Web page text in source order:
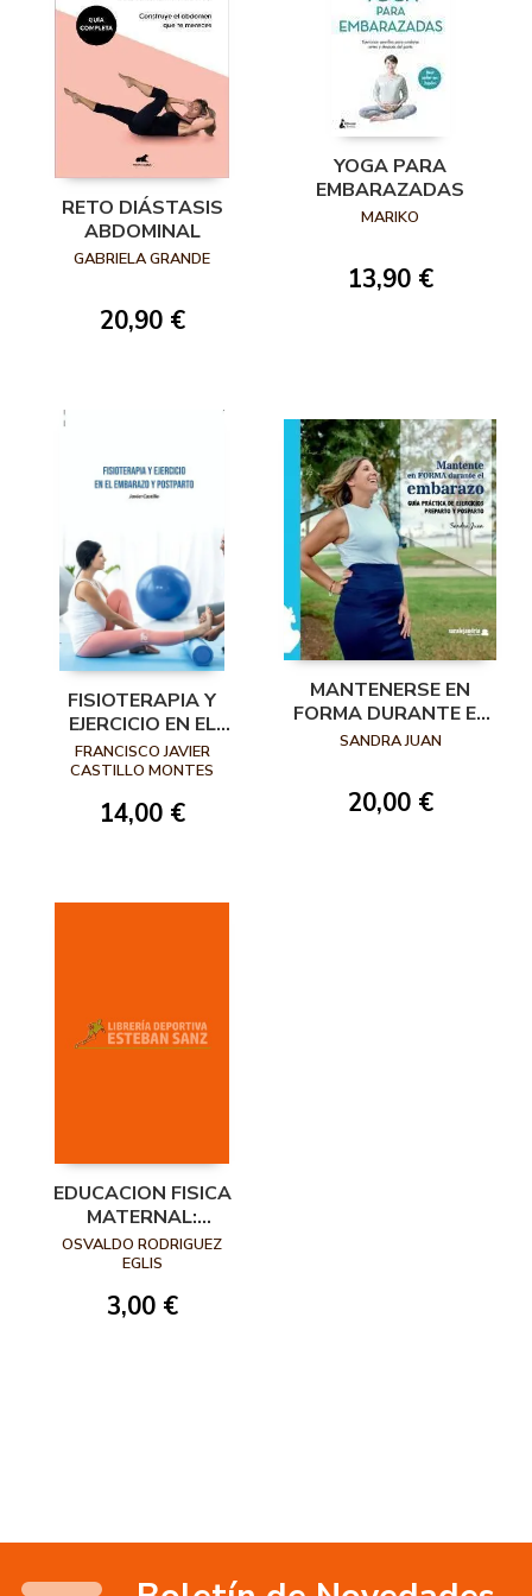
RETO DIÁSTASIS
ABDOMINAL
GABRIELA GRANDE
20,90 €
YOGA PARA
EMBARAZADAS
MARIKO
13,90 €
FISIOTERAPIA Y
EJERCICIO EN EL
EMBARAZO Y
POSTPARTO
FRANCISCO JAVIER
CASTILLO MONTES
14,00 €
MANTENERSE EN
FORMA DURANTE EL
EMBARAZO. GUÍA
PREPARTO Y
SANDRA JUAN
20,00 €
EDUCACION FISICA
MATERNAL:
EMBARAZO, PARTO Y
PUERPERIO-METODO
OSVALDO RODRIGUEZ
EGLIS
3,00 €